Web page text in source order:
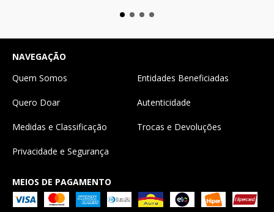
NAVEGAÇÃO
Quem Somos
Entidades Beneficiadas
Quero Doar Autenticidade
Medidas e Classificação Trocas e Devoluções
Privacidade e Segurança
MEIOS DE PAGAMENTO